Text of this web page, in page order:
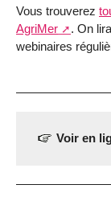
Vous trouverez
AgriMer
. On
webinaires
Voir en